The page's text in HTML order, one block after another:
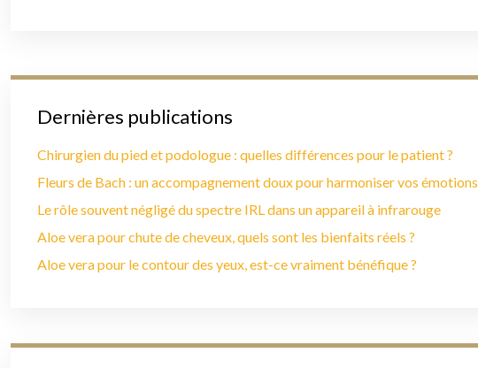
Dernières publications
Chirurgien du pied et podologue : quelles différences pour le patient ?
Fleurs de Bach : un accompagnement doux pour harmoniser vos émotions
Le rôle souvent négligé du spectre IRL dans un appareil à infrarouge
Aloe vera pour chute de cheveux, quels sont les bienfaits réels ?
Aloe vera pour le contour des yeux, est-ce vraiment bénéfique ?